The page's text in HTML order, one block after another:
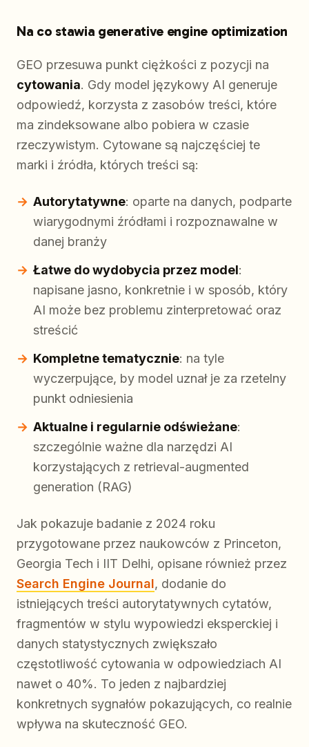
Na co stawia generative engine optimization
GEO przesuwa punkt ciężkości z pozycji na
cytowania. Gdy model językowy AI generuje
odpowiedź, korzysta z zasobów treści, które
ma zindeksowane albo pobiera w czasie
rzeczywistym. Cytowane są najczęściej te
marki i źródła, których treści są:
Autorytatywne: oparte na danych, podparte
wiarygodnymi źródłami i rozpoznawalne w
danej branży
Łatwe do wydobycia przez model:
napisane jasno, konkretnie i w sposób, który
AI może bez problemu zinterpretować oraz
streścić
Kompletne tematycznie: na tyle
wyczerpujące, by model uznał je za rzetelny
punkt odniesienia
Aktualne i regularnie odświeżane:
szczególnie ważne dla narzędzi AI
korzystających z retrieval-augmented
generation (RAG)
Jak pokazuje badanie z 2024 roku
przygotowane przez naukowców z Princeton,
Georgia Tech i IIT Delhi, opisane również przez
Search Engine Journal, dodanie do
istniejących treści autorytatywnych cytatów,
fragmentów w stylu wypowiedzi eksperckiej i
danych statystycznych zwiększało
częstotliwość cytowania w odpowiedziach AI
nawet o 40%. To jeden z najbardziej
konkretnych sygnałów pokazujących, co realnie
wpływa na skuteczność GEO.